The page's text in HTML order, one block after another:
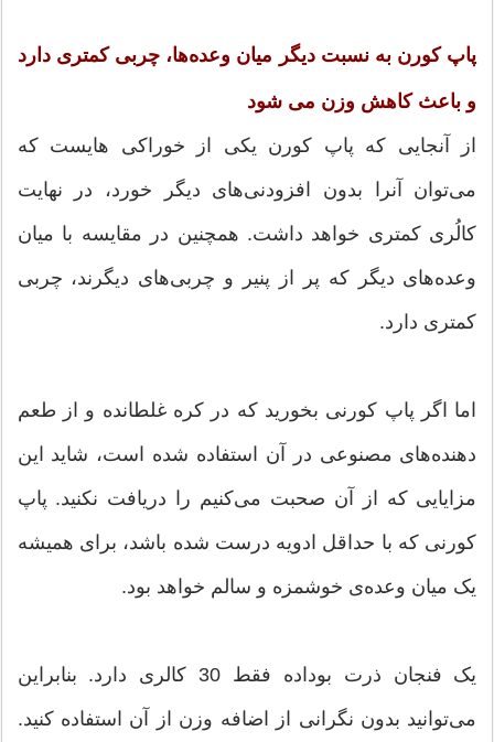
پاپ کورن به نسبت دیگر میان وعده‌ها، چربی کمتری دارد
و باعث کاهش وزن می شود
از آنجایی که پاپ کورن یکی از خوراکی هایست که
می‌توان آنرا بدون افزودنی‌های دیگر خورد، در نهایت
کالُری کمتری خواهد داشت. همچنین در مقایسه با میان
وعده‌های دیگر که پر از پنیر و چربی‌های دیگرند، چربی
کمتری دارد.
اما اگر پاپ کورنی بخورید که در کره غلطانده و از طعم
دهنده‌های مصنوعی در آن استفاده شده است، شاید این
مزایایی که از آن صحبت می‌کنیم را دریافت نکنید. پاپ
کورنی که با حداقل ادویه درست شده باشد، برای همیشه
یک میان وعده‌ی خوشمزه و سالم خواهد بود.
یک فنجان ذرت بوداده فقط 30 کالری دارد. بنابراین
می‌توانید بدون نگرانی از اضافه وزن از آن استفاده کنید.